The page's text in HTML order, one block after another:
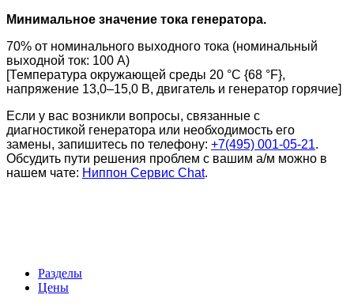
Минимальное значение тока генератора.
70% от номинального выходного тока (номинальный
выходной ток: 100 А)
[Температура окружающей среды 20 °C {68 °F},
напряжение 13,0–15,0 В, двигатель и генератор горячие]
Если у вас возникли вопросы, связанные с
диагностикой генератора или необходимость его
замены, запишитесь по телефону: +7(495) 001-05-21.
Обсудить пути решения проблем с вашим а/м можно в
нашем чате: Ниппон Сервис Chat.
Разделы
Цены